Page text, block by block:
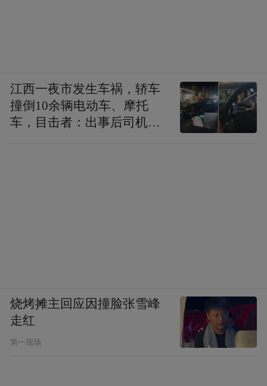
江西一夜市发生车祸，轿车
撞倒10余辆电动车、摩托
车，目击者：出事后司机一
烧烤摊主回应因撞脸张雪峰
走红
第一现场